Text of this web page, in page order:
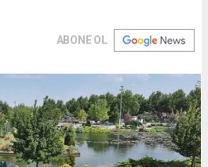
ABONE OL